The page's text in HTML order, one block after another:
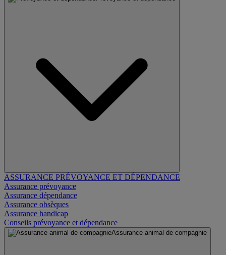
ASSURANCE PRÉVOYANCE ET DÉPENDANCE
Assurance prévoyance
Assurance dépendance
Assurance obsèques
Assurance handicap
Conseils prévoyance et dépendance
Assurance animal de compagnie